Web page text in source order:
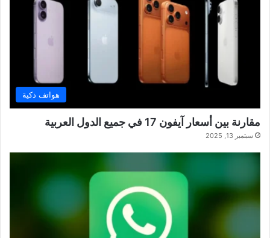
هواتف ذكية
مقارنة بين أسعار آيفون 17 في جميع الدول العربية
سبتمبر 13, 2025